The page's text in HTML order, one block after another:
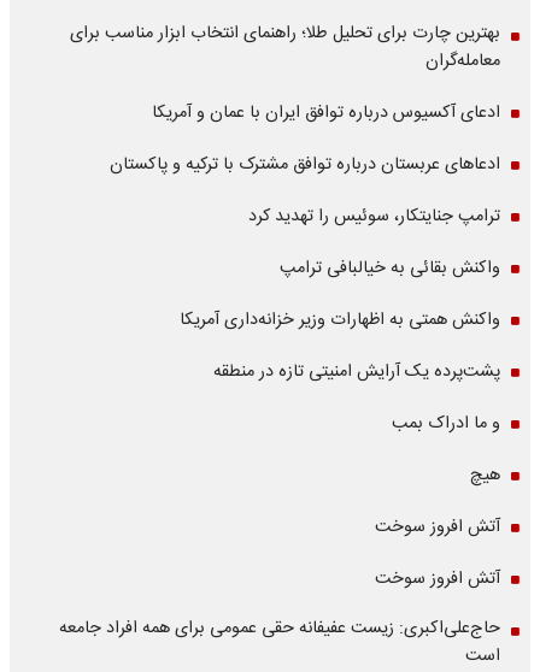
بهترین چارت برای تحلیل طلا؛ راهنمای انتخاب ابزار مناسب برای
معامله‌گران
ادعای آکسیوس درباره توافق ایران با عمان و آمریکا
ادعاهای عربستان درباره توافق مشترک با ترکیه و پاکستان
ترامپ جنایتکار، سوئیس را تهدید کرد
واکنش بقائی به خیالبافی ترامپ
واکنش همتی به اظهارات وزیر خزانه‌داری آمریکا
پشت‌پرده یک آرایش امنیتی تازه در منطقه
و ما ادراک بمب
هیچ
آتش افروز سوخت
آتش افروز سوخت
حاج‌علی‌اکبری: زیست عفیفانه حقی عمومی برای همه افراد جامعه
است